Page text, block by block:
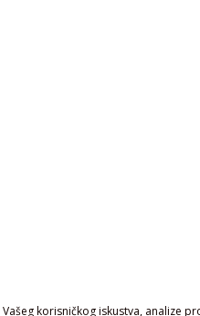
korisničkog iskustva, analize